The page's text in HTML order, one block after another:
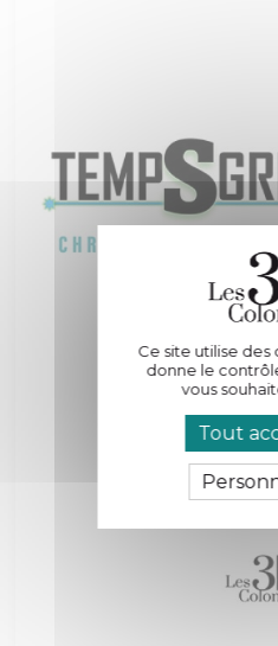
Ce site utilise des
donne le
vous
Tout